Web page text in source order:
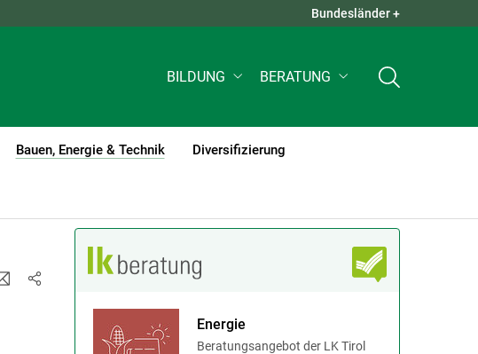
QUICK LINKS +
Bundesländer +
BILDUNG BERATUNG
Bauen, Energie & Technik
(current)1
Diversifizierung
Energie
Beratungsangebot der LK Tirol